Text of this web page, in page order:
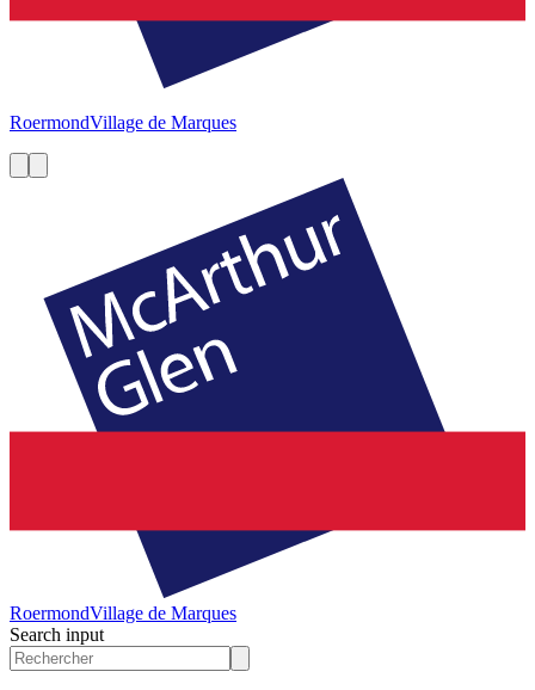
RoermondVillage de Marques
RoermondVillage de Marques
Search input